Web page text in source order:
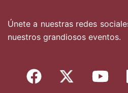
Únete a nuestras redes
nuestros grandiosos eventos.